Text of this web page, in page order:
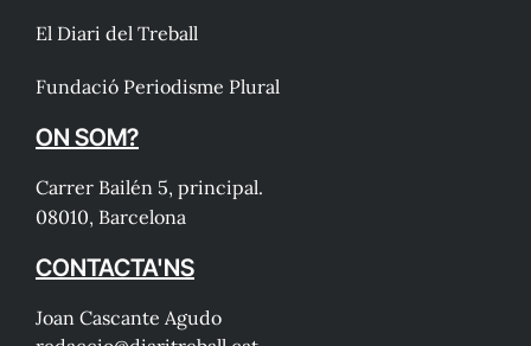
El Diari del Treball
Fundació Periodisme Plural
ON SOM?
Carrer Bailén 5, principal.
08010, Barcelona
CONTACTA'NS
Joan Cascante Agudo